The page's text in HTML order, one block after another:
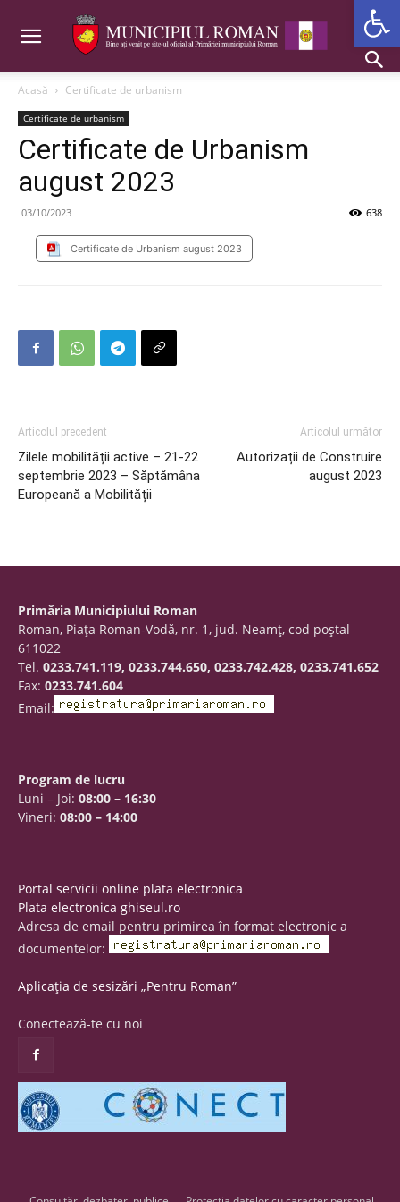
Acasă Certificate de urbanism
Certificate de urbanism
Certificate de Urbanism
august 2023
03/10/2023 638
Certificate de Urbanism august 2023
Articolul precedent
Zilele mobilității active – 21-22
septembrie 2023 – Săptămâna
Europeană a Mobilității
Articolul următor
Autorizații de Construire
august 2023
Primăria Municipiului Roman
Roman, Piaţa Roman-Vodă, nr. 1, jud. Neamţ, cod poştal
611022
Tel. 0233.741.119, 0233.744.650, 0233.742.428, 0233.741.652
Fax: 0233.741.604
Email:
Program de lucru
Luni – Joi: 08:00 – 16:30
Vineri: 08:00 – 14:00
Portal servicii online plata electronica
Plata electronica ghiseul.ro
Adresa de email pentru primirea în format electronic a
documentelor:
Aplicația de sesizări „Pentru Roman”
Conectează-te cu noi